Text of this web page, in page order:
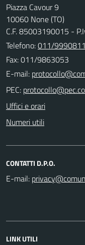
Piazza Cavour 9
10060 None (TO)
C.F. 85003190015 -
Telefono:011/9990811
Fax: 011/9863053
E-mail:
PEC:
Uffici e orari
Numeri utili
CONTATTI D.P.O.
E-mail:
LINK UTILI